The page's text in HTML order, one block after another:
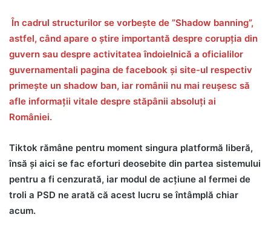
În cadrul structurilor se vorbește de ”Shadow banning”,
astfel, când apare o știre importantă despre corupția din
guvern sau despre activitatea îndoielnică a oficialilor
guvernamentali pagina de facebook și site-ul respectiv
primește un shadow ban, iar românii nu mai reușesc să
afle informații vitale despre stăpânii absoluți ai
României.
Tiktok rămâne pentru moment singura platformă liberă,
însă și aici se fac eforturi deosebite din partea sistemului
pentru a fi cenzurată, iar modul de acțiune al fermei de
troli a PSD ne arată că acest lucru se întâmplă chiar
acum.